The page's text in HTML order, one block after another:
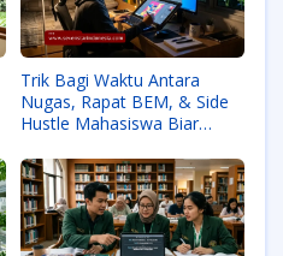
Trik Bagi Waktu Antara
Nugas, Rapat BEM, & Side
Hustle Mahasiswa Biar